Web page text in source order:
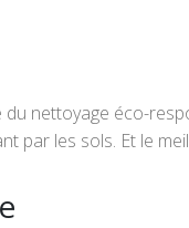
nettoyage éco-
par les sols. Et le